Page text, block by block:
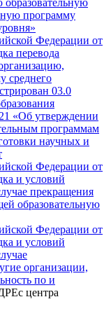
программу
Федерации от
перевода
среднего
03.0
«Об утверждении
программам
научных и
Федерации от
и условий
прекращения
образовательную
Федерации от
и условий
организации,
по и
центра